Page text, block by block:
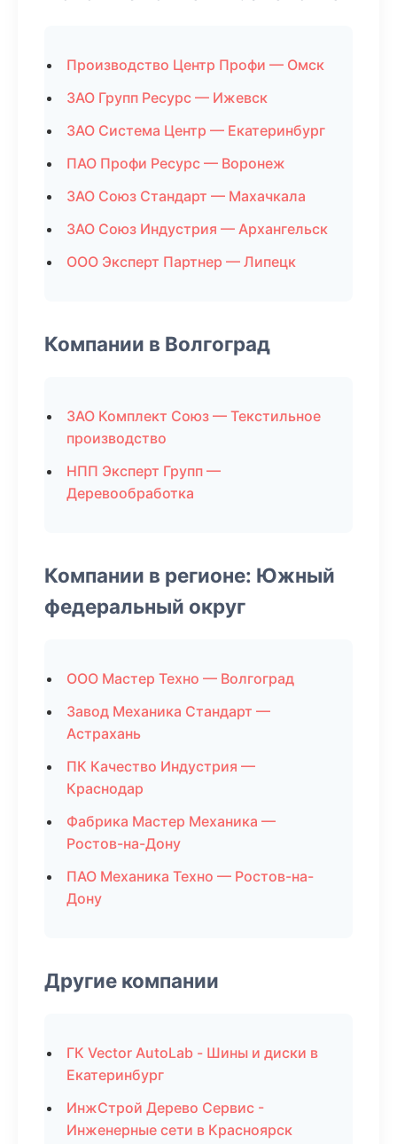
Производство Центр Профи — Омск
ЗАО Групп Ресурс — Ижевск
ЗАО Система Центр — Екатеринбург
ПАО Профи Ресурс — Воронеж
ЗАО Союз Стандарт — Махачкала
ЗАО Союз Индустрия — Архангельск
ООО Эксперт Партнер — Липецк
Компании в Волгоград
ЗАО Комплект Союз — Текстильное
производство
НПП Эксперт Групп —
Деревообработка
Компании в регионе: Южный
федеральный округ
ООО Мастер Техно — Волгоград
Завод Механика Стандарт —
Астрахань
ПК Качество Индустрия —
Краснодар
Фабрика Мастер Механика —
Ростов-на-Дону
ПАО Механика Техно — Ростов-на-
Дону
Другие компании
ГК Vector AutoLab - Шины и диски в
Екатеринбург
ИнжСтрой Дерево Сервис -
Инженерные сети в Красноярск